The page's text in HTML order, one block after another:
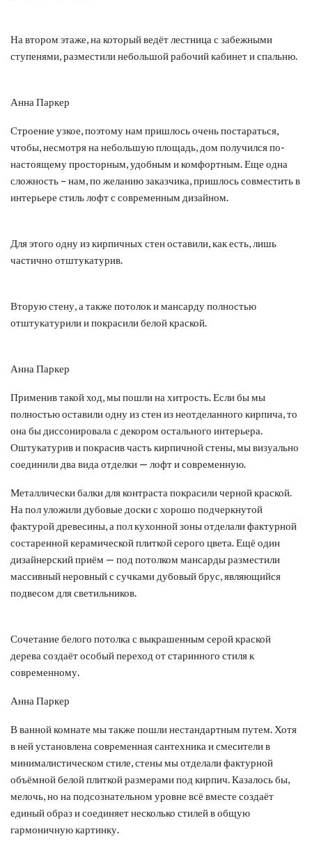
На втором этаже, на который ведёт лестница с забежными
ступенями, разместили небольшой рабочий кабинет и спальню.
Анна Паркер
Строение узкое, поэтому нам пришлось очень постараться,
чтобы, несмотря на небольшую площадь, дом получился по-
настоящему просторным, удобным и комфортным. Еще одна
сложность – нам, по желанию заказчика, пришлось совместить в
интерьере стиль лофт с современным дизайном.
Для этого одну из кирпичных стен оставили, как есть, лишь
частично отштукатурив.
Вторую стену, а также потолок и мансарду полностью
отштукатурили и покрасили белой краской.
Анна Паркер
Применив такой ход, мы пошли на хитрость. Если бы мы
полностью оставили одну из стен из неотделанного кирпича, то
она бы диссонировала с декором остального интерьера.
Оштукатурив и покрасив часть кирпичной стены, мы визуально
соединили два вида отделки — лофт и современную.
Металлически балки для контраста покрасили черной краской.
На пол уложили дубовые доски с хорошо подчеркнутой
фактурой древесины, а пол кухонной зоны отделали фактурной
состаренной керамической плиткой серого цвета. Ещё один
дизайнерский приём — под потолком мансарды разместили
массивный неровный с сучками дубовый брус, являющийся
подвесом для светильников.
Сочетание белого потолка с выкрашенным серой краской
дерева создаёт особый переход от старинного стиля к
современному.
Анна Паркер
В ванной комнате мы также пошли нестандартным путем. Хотя
в ней установлена современная сантехника и смесители в
минималистическом стиле, стены мы отделали фактурной
объёмной белой плиткой размерами под кирпич. Казалось бы,
мелочь, но на подсознательном уровне всё вместе создаёт
единый образ и соединяет несколько стилей в общую
гармоничную картинку.